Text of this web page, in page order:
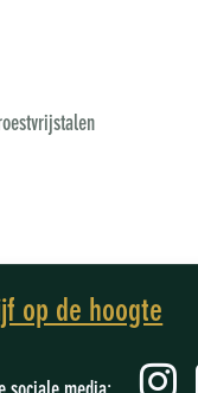
op de hoogte